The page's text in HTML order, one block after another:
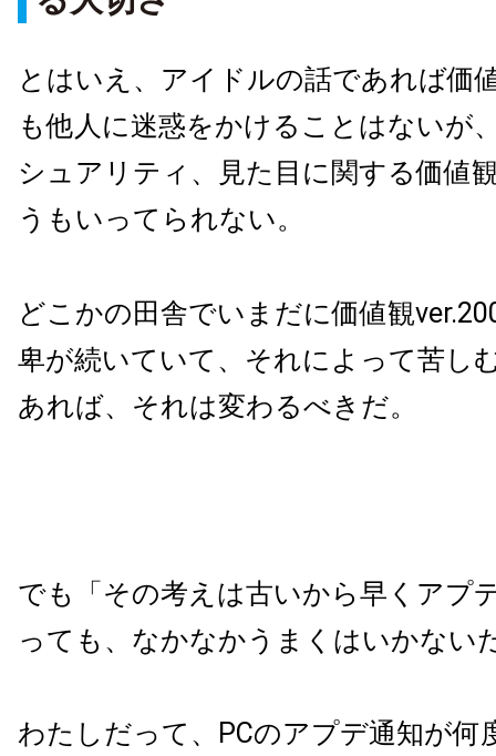
とはいえ、アイドルの話であれば価
も他人に迷惑をかけることはないが
シュアリティ、見た目に関する価値
うもいってられない。
どこかの田舎でいまだに価値観
卑が続いていて、それによって苦し
あれば、それは変わるべきだ。
でも「その考えは古いから早くアプ
っても、なかなかうまくはいかない
わたしだって、PCのアプデ通知が何